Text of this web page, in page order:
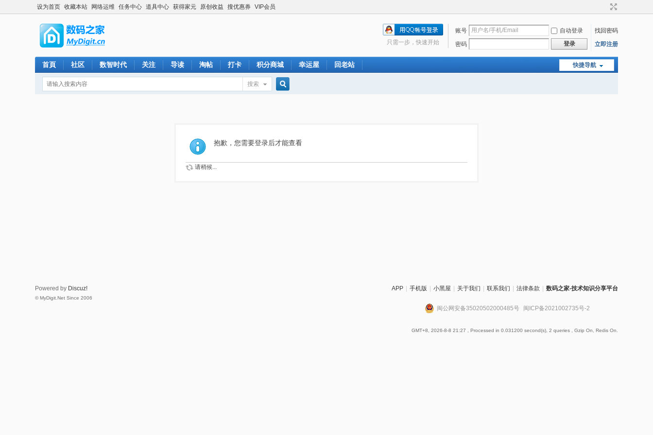
设为首页 收藏本站 网络运维 任务中心 道具中心 获得家元 原创收益 搜优惠券 VIP会员
账号 自动登录
找回密码
密码
登录 立即注册
只需一步，快速开始
快捷导航
首頁 社区 数智时代 关注 导读 淘帖 打卡 积分商城 幸运屋 回老站
搜索
索
抱歉，您需要登录后才能查看
请稍候...
APP 手机版 小黑屋 关于我们 联系我们 法律条款 数码之家-技术知识分享平台
闽公网安备35020502000485号 闽ICP备2021002735号-2
GMT+8, 2026-8-8 21:27 , Processed in 0.031200 second(s), 2 queries , Gzip On, Redis On.
Powered by Discuz!
© MyDigit.Net Since 2006